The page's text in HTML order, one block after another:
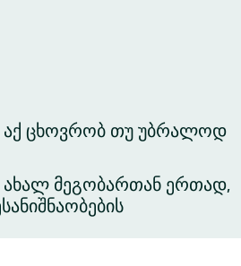
აქ ცხოვრობ თუ უბრალოდ
ახალ მეგობართან ერთად,